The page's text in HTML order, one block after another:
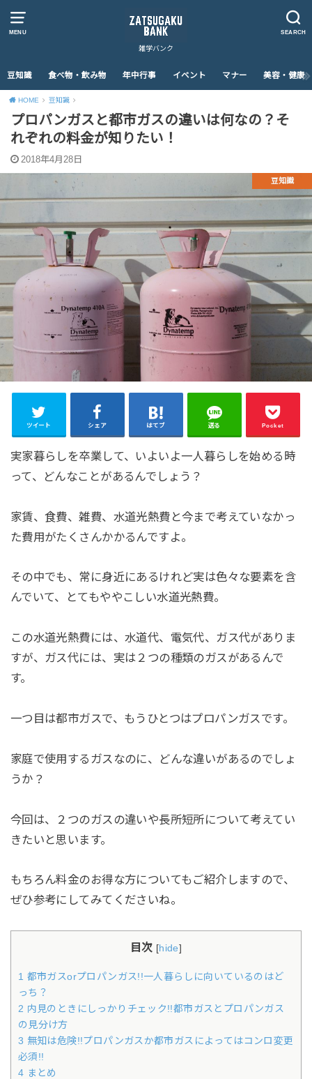
MENU SEARCH
雑学バンク
豆知識 食べ物・飲み物 年中行事 イベント マナー 美容・健康
HOME 豆知識
プロパンガスと都市ガスの違いは何なの？そ
れぞれの料金が知りたい！
2018年4月28日
豆知識
ツイート シェア はてブ 送る Pocket
実家暮らしを卒業して、いよいよ一人暮らしを始める時
って、どんなことがあるんでしょう？
家賃、食費、雑費、水道光熱費と今まで考えていなかっ
た費用がたくさんかかるんですよ。
その中でも、常に身近にあるけれど実は色々な要素を含
んでいて、とてもややこしい水道光熱費。
この水道光熱費には、水道代、電気代、ガス代がありま
すが、ガス代には、実は２つの種類のガスがあるんで
す。
一つ目は都市ガスで、もうひとつはプロパンガスです。
家庭で使用するガスなのに、どんな違いがあるのでしょ
うか？
今回は、２つのガスの違いや長所短所について考えてい
きたいと思います。
もちろん料金のお得な方についてもご紹介しますので、
ぜひ参考にしてみてくださいね。
目次 [hide]
1 都市ガスorプロパンガス!!一人暮らしに向いているのはど
っち？
2 内見のときにしっかりチェック!!都市ガスとプロパンガス
の見分け方
3 無知は危険!!プロパンガスか都市ガスによってはコンロ変更
必須!!
4 まとめ